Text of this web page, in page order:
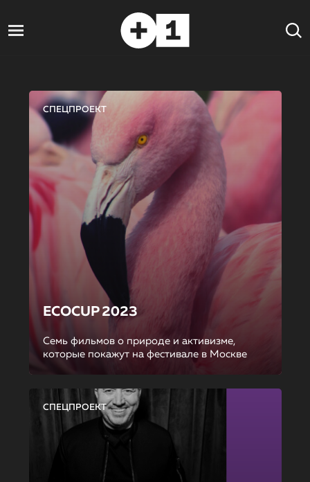
СПЕЦПРОЕКТ
ECOCUP 2023
Семь фильмов о природе и активизме,
которые покажут на фестивале в Москве
СПЕЦПРОЕКТ